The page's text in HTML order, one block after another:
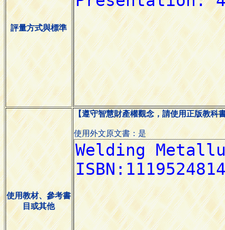
評量方式與標準
使用教材、參考書
目或其他
【遵守智慧財產權觀念，請使用正版教科
使用外文原文書：是